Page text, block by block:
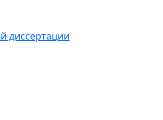
диссертации